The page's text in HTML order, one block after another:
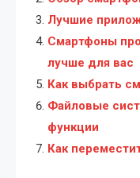
Лучшие
Смартфоны
лучше для вас
Как выбрать
Файловые
функции
Как